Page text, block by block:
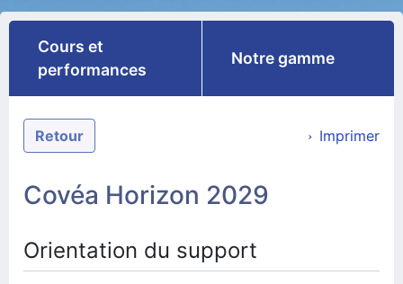
Cours et
performances
Notre gamme
Retour Imprimer
Covéa Horizon 2029
Orientation du support